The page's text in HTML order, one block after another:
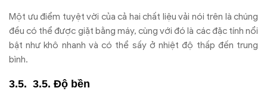
Một ưu điểm tuyệt vời của cả hai chất liệu vải nói trên là chúng
đều có thể được giặt bằng máy, cùng với đó là các đặc tính nổi
bật như khô nhanh và có thể sấy ở nhiệt độ thấp đến trung
bình.
3.5. Độ bền